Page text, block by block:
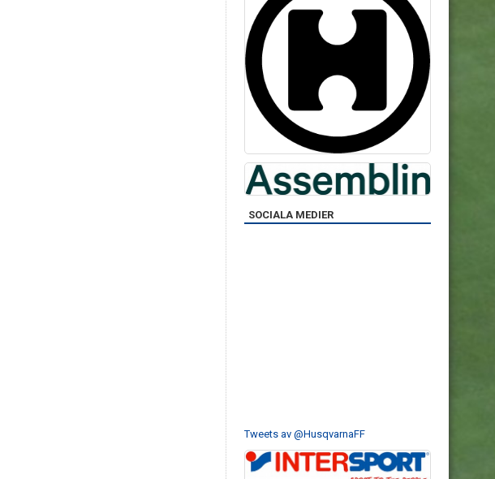
SOCIALA MEDIER
Tweets av @HusqvarnaFF